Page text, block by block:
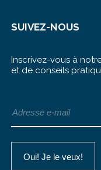
SUIVEZ-NOUS
Inscrivez-vous à
et de conseils